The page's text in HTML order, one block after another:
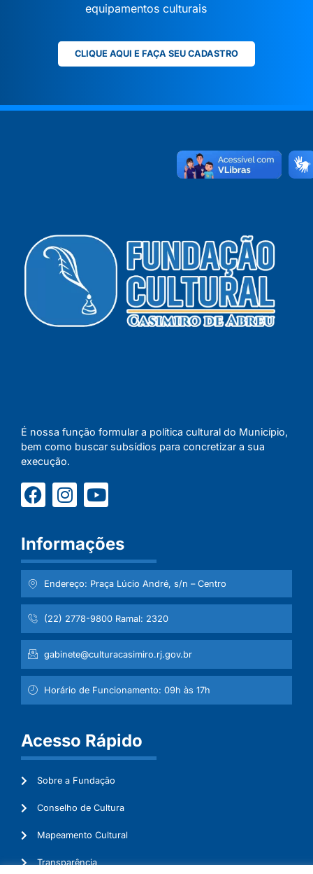
equipamentos culturais
CLIQUE AQUI E FAÇA SEU CADASTRO
É nossa função formular a política cultural do Município,
bem como buscar subsídios para concretizar a sua
execução.
Informações
Endereço: Praça Lúcio André, s/n – Centro
(22) 2778-9800 Ramal: 2320
gabinete@culturacasimiro.rj.gov.br
Horário de Funcionamento: 09h às 17h
Acesso Rápido
Sobre a Fundação
Conselho de Cultura
Mapeamento Cultural
Transparência